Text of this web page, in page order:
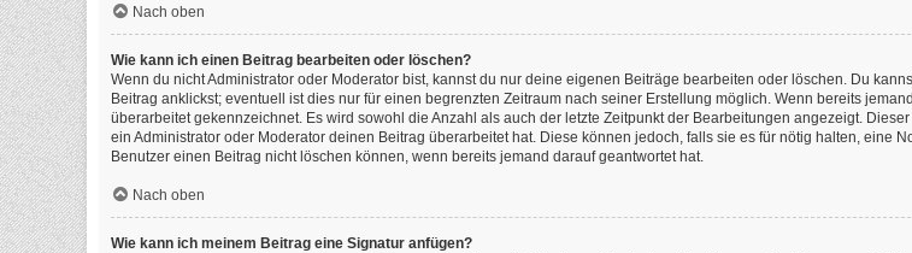
Nach oben
Wie kann ich einen Beitrag bearbeiten oder löschen?
Wenn du nicht Administrator oder Moderator bist, kannst du nur deine eigenen Beiträge bearbeiten oder löschen. Du
Beitrag anklickst; eventuell ist dies nur für einen begrenzten Zeitraum nach seiner Erstellung möglich. Wenn bereits
überarbeitet gekennzeichnet. Es wird sowohl die Anzahl als auch der letzte Zeitpunkt der Bearbeitungen angezeigt.
ein Administrator oder Moderator deinen Beitrag überarbeitet hat. Diese können jedoch, falls sie es für nötig halten, eine
Benutzer einen Beitrag nicht löschen können, wenn bereits jemand darauf geantwortet hat.
Nach oben
Wie kann ich meinem Beitrag eine Signatur anfügen?